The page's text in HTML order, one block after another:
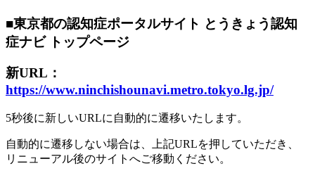
■東京都の認知症ポータルサイト とうきょう認知
症ナビ トップページ
新URL：
https://www.ninchishounavi.metro.tokyo.lg.jp/
5秒後に新しいURLに自動的に遷移いたします。
自動的に遷移しない場合は、上記URLを押していただき、
リニューアル後のサイトへご移動ください。